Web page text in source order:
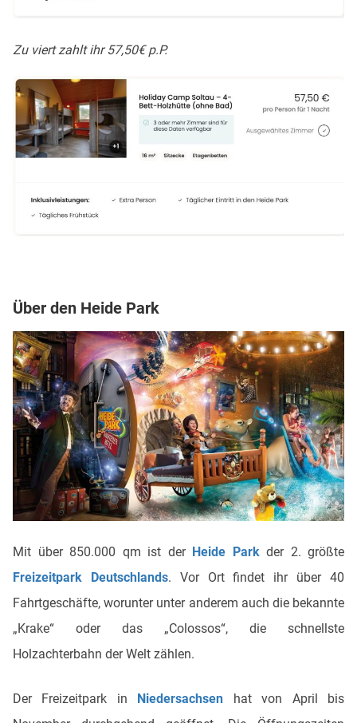
Zu viert zahlt ihr 57,50€ p.P.
Über den Heide Park
Mit über 850.000 qm ist der Heide Parkder 2. größte
Freizeitpark Deutschlands. Vor Ort findet ihr über 40
Fahrtgeschäfte, worunter unter anderem auch die bekannte
„Krake“ oder das „Colossos“, die schnellste
Holzachterbahn der Welt zählen.
Der Freizeitpark in Niedersachsen hat von April bis